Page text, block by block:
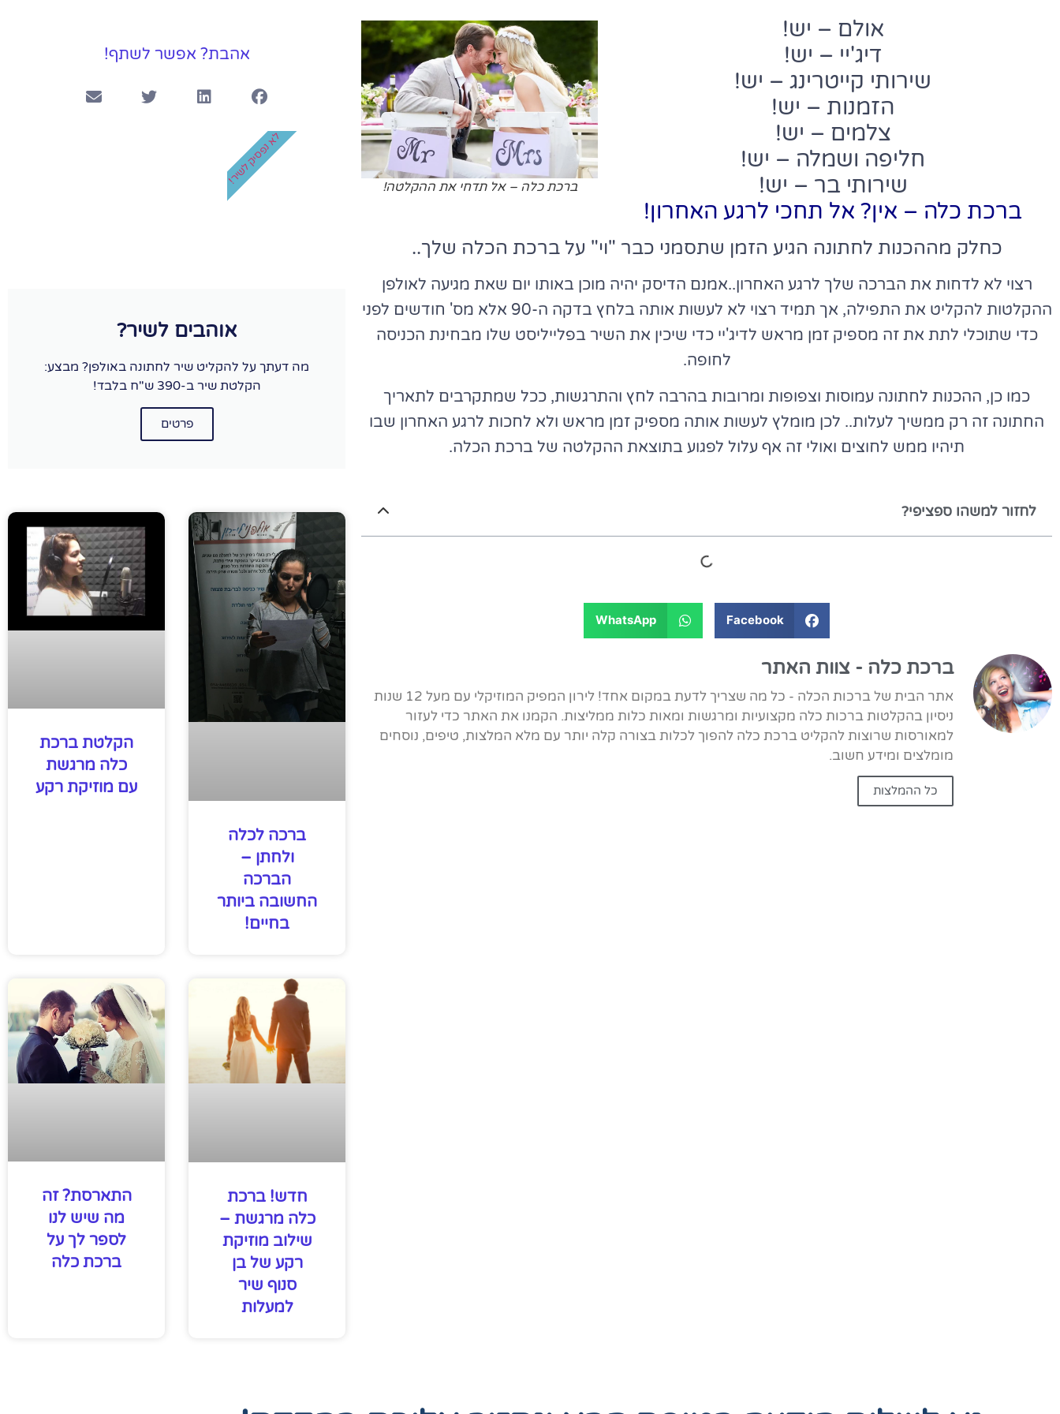
ברכת כלה – אל תדחי את ההקלטה!
אולם – יש!
דיג'יי – יש!
שירותי קייטרינג – יש!
הזמנות – יש!
צלמים – יש!
חליפה ושמלה – יש!
שירותי בר – יש!
ברכת כלה – אין? אל תחכי לרגע האחרון!
כחלק מההכנות לחתונה הגיע הזמן שתסמני כבר "וי" על ברכת הכלה שלך..
רצוי לא לדחות את הברכה שלך לרגע האחרון..אמנם הדיסק יהיה מוכן באותו יום שאת מגיעה לאולפן
ההקלטות להקליט את התפילה, אך תמיד רצוי לא לעשות אותה בלחץ בדקה ה-90 אלא מס' חודשים לפני
כדי שתוכלי לתת את זה מספיק זמן מראש לדיג'יי כדי שיכין את השיר בפלייליסט שלו מבחינת הכניסה
לחופה.
כמו כן, ההכנות לחתונה עמוסות וצפופות ומרובות בהרבה לחץ והתרגשות, ככל שמתקרבים לתאריך
החתונה זה רק ממשיך לעלות.. לכן מומלץ לעשות אותה מספיק זמן מראש ולא לחכות לרגע האחרון שבו
תיהיו ממש לחוצים ואולי זה אף עלול לפגוע בתוצאת ההקלטה של ברכת הכלה.
לחזור למשהו ספציפי?
Facebook
WhatsApp
ברכת כלה - צוות האתר
אתר הבית של ברכות הכלה - כל מה שצריך לדעת במקום אחד! לירון המפיק המוזיקלי עם מעל 12 שנות
ניסיון בהקלטות ברכות כלה מקצועיות ומרגשות ומאות כלות ממליצות. הקמנו את האתר כדי לעזור
למאורסות שרוצות להקליט ברכת כלה להפוך לכלות בצורה קלה יותר עם מלא המלצות, טיפים, נוסחים
מומלצים ומידע חשוב.
כל ההמלצות
אהבת? אפשר לשתף!
אוהבים לשיר?
מה דעתך על להקליט שיר לחתונה באולפן? מבצע:
הקלטת שיר ב-390 ש"ח בלבד!
פרטים
לא נפסיק לשיר!
ברכה לכלה
ולחתן –
הברכה
החשובה ביותר
בחיים!
הקלטת ברכת
כלה מרגשת
עם מוזיקת רקע
חדש! ברכת
כלה מרגשת –
שילוב מוזיקת
רקע של בן
סנוף שיר
למעלות
התארסת? זה
מה שיש לנו
לספר לך על
ברכת כלה